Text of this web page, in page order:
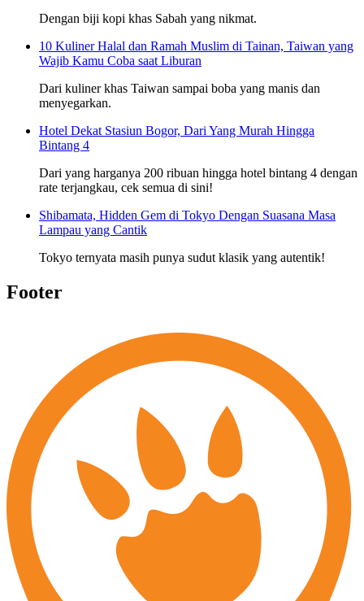
Dengan biji kopi khas Sabah yang nikmat.
10 Kuliner Halal dan Ramah Muslim di Tainan, Taiwan yang
Wajib Kamu Coba saat Liburan
Dari kuliner khas Taiwan sampai boba yang manis dan
menyegarkan.
Hotel Dekat Stasiun Bogor, Dari Yang Murah Hingga
Bintang 4
Dari yang harganya 200 ribuan hingga hotel bintang 4 dengan
rate terjangkau, cek semua di sini!
Shibamata, Hidden Gem di Tokyo Dengan Suasana Masa
Lampau yang Cantik
Tokyo ternyata masih punya sudut klasik yang autentik!
Footer